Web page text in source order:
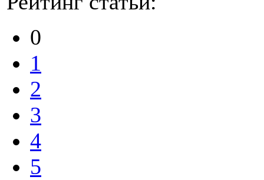
0
1
2
3
4
5